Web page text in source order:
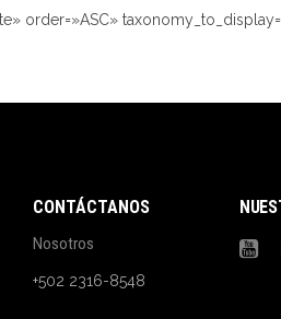
order=»ASC»
CONTÁCTANOS
Nosotros
+502 2316-8548